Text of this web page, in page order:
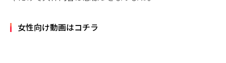
女性向け動画はコチラ